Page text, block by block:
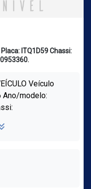
ITQ1D59 Chassi:
Veículo
Ano/modelo: